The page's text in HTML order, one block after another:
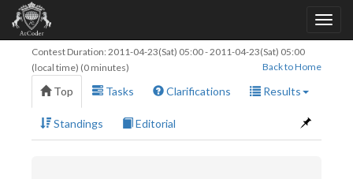
Contest Duration: 2011-04-23(Sat) 05:00-2011-04-23(Sat) 05:00
(local time) (0 minutes)
Back to Home
Top Tasks Clarifications Results
Standings Editorial